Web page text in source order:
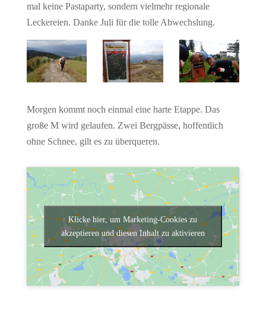
mal keine Pastaparty, sondern vielmehr regionale
Leckereien. Danke Juli für die tolle Abwechslung.
Morgen kommt noch einmal eine harte Etappe. Das
große M wird gelaufen. Zwei Bergpässe, hoffentlich
ohne Schnee, gilt es zu überqueren.
Klicke hier, um Marketing-Cookies zu
akzeptieren und diesen Inhalt zu aktivieren